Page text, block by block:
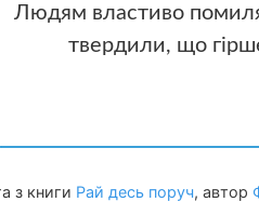
Людям властиво
твердили, що
з книги Рай десь поруч, автор